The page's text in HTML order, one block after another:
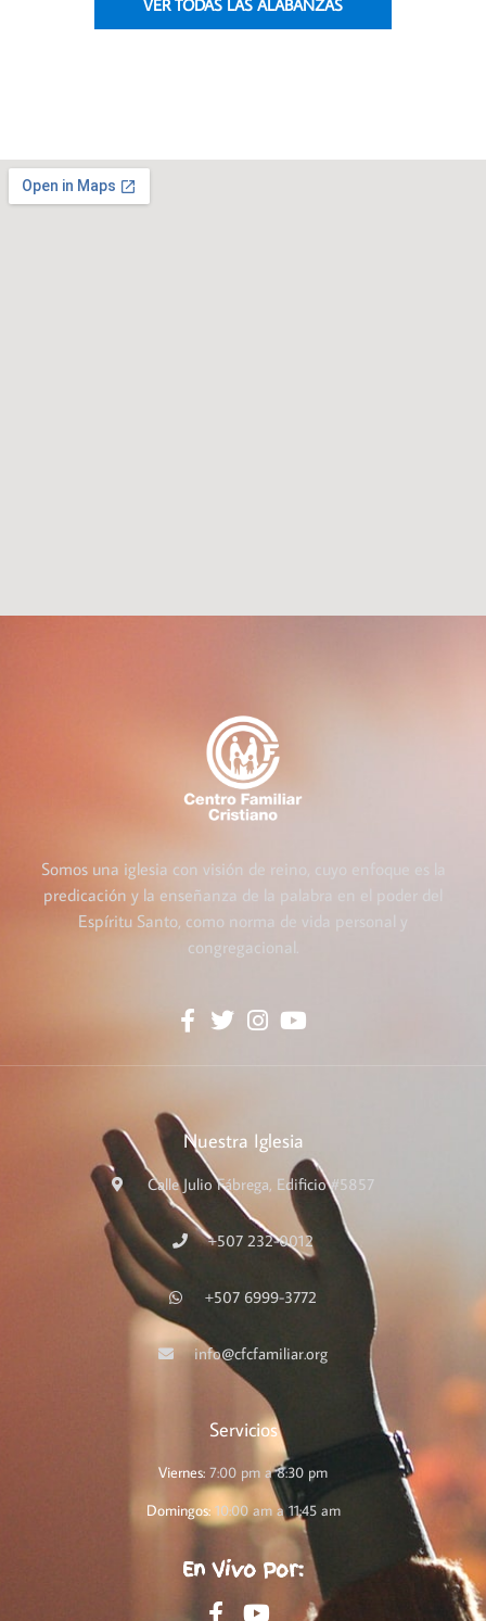
VER TODAS LAS ALABANZAS
Somos una iglesia con visión de reino, cuyo enfoque es la
predicación y la enseñanza de la palabra en el poder del
Espíritu Santo, como norma de vida personal y
congregacional.
Nuestra Iglesia
Calle Julio Fábrega, Edificio #5857
+507 232-0012
+507 6999-3772
info@cfcfamiliar.org
Servicios
Viernes: 7:00 pm a 8:30 pm
Domingos: 10:00 am a 11:45 am
En Vivo Por: